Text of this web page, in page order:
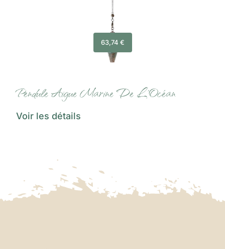
63,74 €
Pendule Aigue Marine De L’Océan
Voir les détails